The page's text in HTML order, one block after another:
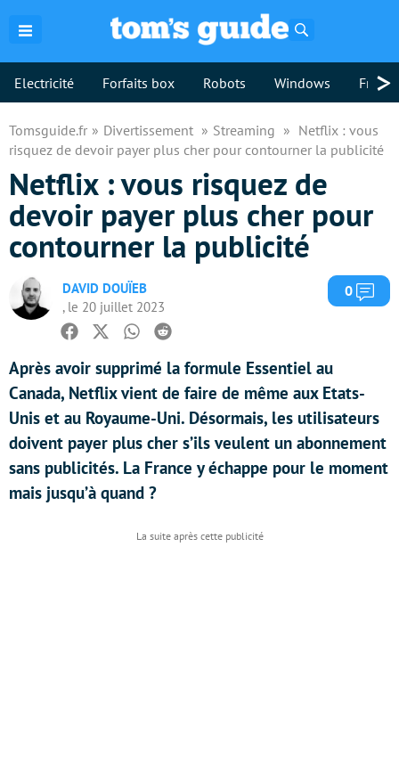
Electricité Forfaits box Robots Windows >
Tomsguide.fr Divertissement Streaming
Netflix : vous
risquez de devoir payer plus cher pour contourner la publicité
Netflix : vous risquez de
devoir payer plus cher pour
contourner la publicité
DAVID DOUÏEB
, le 20 juillet 2023
0
Facebook
TwitterWhatsapp
Reddit
Après avoir supprimé la formule Essentiel au
Canada, Netflix vient de faire de même aux Etats-
Unis et au Royaume-Uni. Désormais, les utilisateurs
doivent payer plus cher s’ils veulent un abonnement
sans publicités. La France y échappe pour le moment
mais jusqu’à quand ?